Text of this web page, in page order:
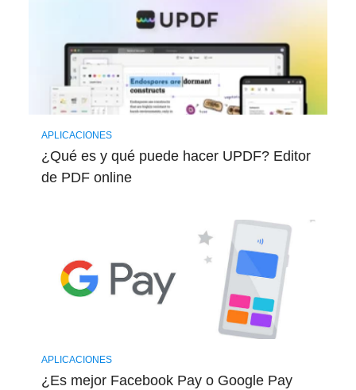
APLICACIONES
¿Qué es y qué puede hacer UPDF? Editor
de PDF online
APLICACIONES
¿Es mejor Facebook Pay o Google Pay